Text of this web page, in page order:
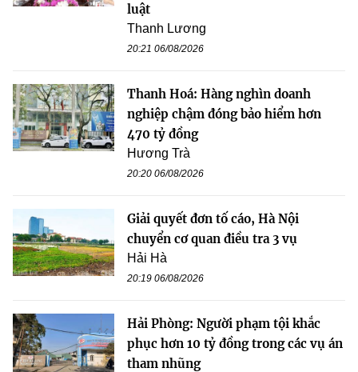
luật
Thanh Lương
20:21 06/08/2026
Thanh Hoá: Hàng nghìn doanh
nghiệp chậm đóng bảo hiểm hơn
470 tỷ đồng
Hương Trà
20:20 06/08/2026
Giải quyết đơn tố cáo, Hà Nội
chuyển cơ quan điều tra 3 vụ
Hải Hà
20:19 06/08/2026
Hải Phòng: Người phạm tội khắc
phục hơn 10 tỷ đồng trong các vụ án
tham nhũng